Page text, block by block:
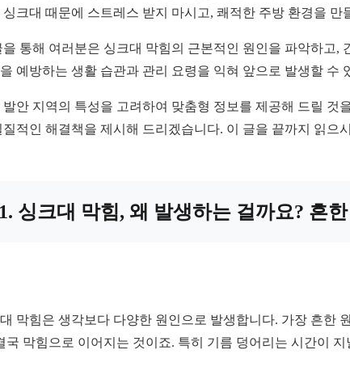
싱크대 때문에 스트레스 받지 마시고, 쾌적한 주방 환경을 만
을 통해 여러분은 싱크대 막힘의 근본적인 원인을 파악하고,
예방하는 생활 습관과 관리 요령을 익혀 앞으로 발생할
발안 지역의 특성을 고려하여 맞춤형 정보를 제공해 드릴 것
질적인 해결책을 제시해 드리겠습니다. 이 글을 끝까지 읽으
싱크대 막힘, 왜 발생하는 걸까요? 흔
막힘은 생각보다 다양한 원인으로 발생합니다. 가장 흔한
국 막힘으로 이어지는 것이죠. 특히 기름 덩어리는 시간이